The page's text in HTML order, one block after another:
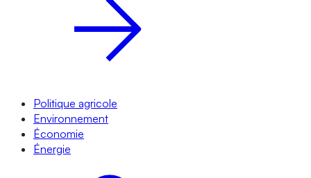
Politique agricole
Environnement
Économie
Énergie